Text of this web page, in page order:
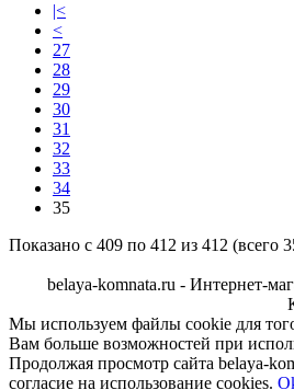
|<
<
27
28
29
30
31
32
33
34
35
Показано с 409 по 412 из 412 (всего
belaya-komnata.ru - Интернет-
Мы используем файлы cookie для
Вам больше возможностей при
Продолжая просмотр сайта belaya-
согласие на использование cookies.